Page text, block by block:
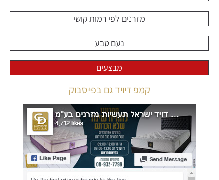
מזרנים לפי רמות קושי
נעם טבע
מבצעים
קמפ דיויד גם בפייסבוק